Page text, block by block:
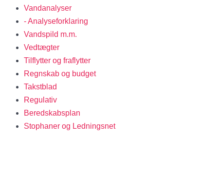
Vandanalyser
- Analyseforklaring
Vandspild m.m.
Vedtægter
Tilflytter og fraflytter
Regnskab og budget
Takstblad
Regulativ
Beredskabsplan
Stophaner og Ledningsnet